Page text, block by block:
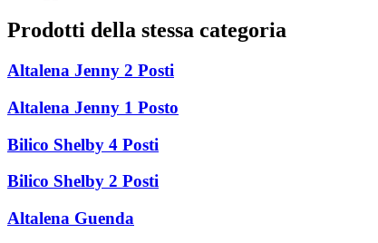
Prodotti della stessa categoria
Altalena Jenny 2 Posti
Altalena Jenny 1 Posto
Bilico Shelby 4 Posti
Bilico Shelby 2 Posti
Altalena Guenda